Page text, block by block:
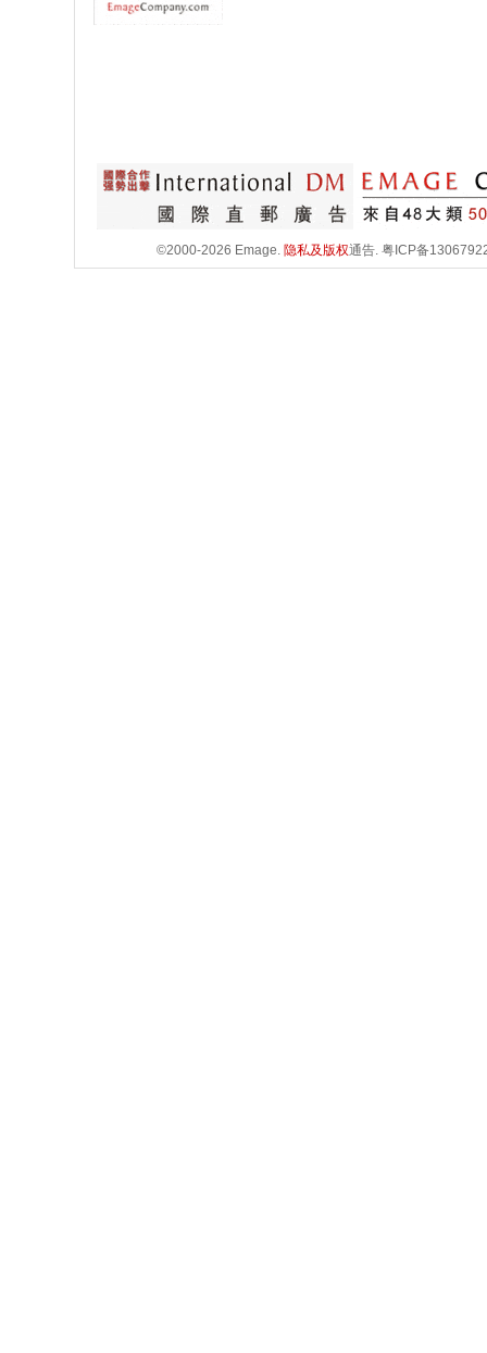
©2000-2026 Emage. 隐私及版权通告. 粤ICP备